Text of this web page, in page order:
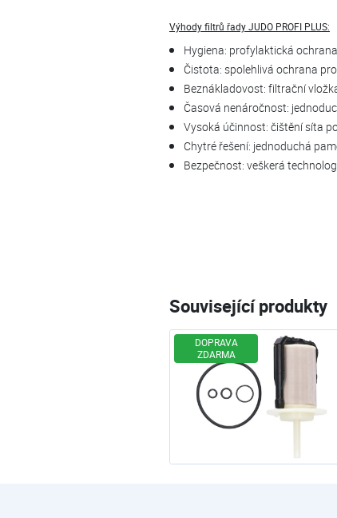
Výhody filtrů řady JUDO PROFI PLUS:
Hygiena: profylaktická
Čistota: spolehlivá ochrana
Beznákladovost: filtrační
Časová nenáročnost:
Vysoká účinnost: čištění síta
Chytré řešení: jednoduchá
Bezpečnost: veškerá
Související produkty
DOPRAVA
ZDARMA